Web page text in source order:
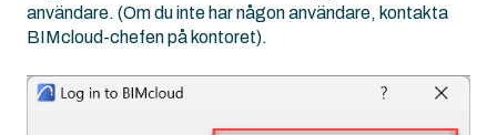
användare. (Om du inte har någon användare, kontakta
BIMcloud-chefen på kontoret).